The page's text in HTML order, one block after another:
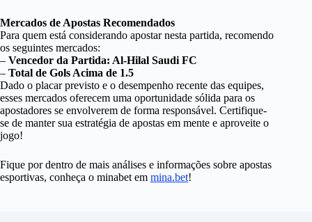
Mercados de Apostas Recomendados
Para quem está considerando apostar nesta partida, recomendo
os seguintes mercados:
– Vencedor da Partida: Al-Hilal Saudi FC
– Total de Gols Acima de 1.5
Dado o placar previsto e o desempenho recente das equipes,
esses mercados oferecem uma oportunidade sólida para os
apostadores se envolverem de forma responsável. Certifique-
se de manter sua estratégia de apostas em mente e aproveite o
jogo!
Fique por dentro de mais análises e informações sobre apostas
esportivas, conheça o minabet em mina.bet!